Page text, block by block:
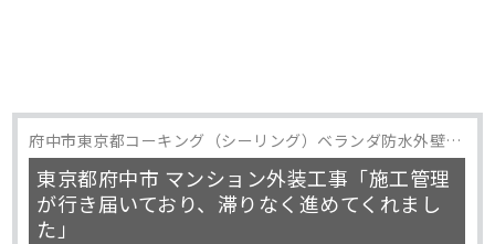
府中市東京都コーキング（シーリング）ベランダ防水外壁塗
装屋上防水防水工事
東京都府中市 マンション外装工事「施工管理
が行き届いており、滞りなく進めてくれまし
た」